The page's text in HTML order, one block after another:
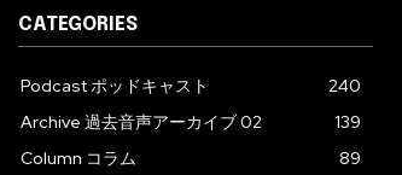
CATEGORIES
Podcast ポッドキャスト
240
Archive 過去音声アーカイブ 02
139
Column コラム
89